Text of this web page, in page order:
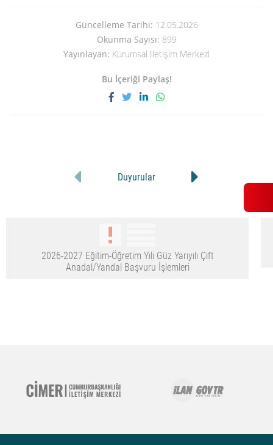
Güncelleme Tarihi: 12.05.2026
Okunma Sayısı: 899
Yayınlayan: Kurumsal İletişim Merkezi
Bu İçeriği Paylaş!
Duyurular
2026-2027 Eğitim-Öğretim Yılı Güz Yarıyılı Çift
Anadal/Yandal Başvuru İşlemleri